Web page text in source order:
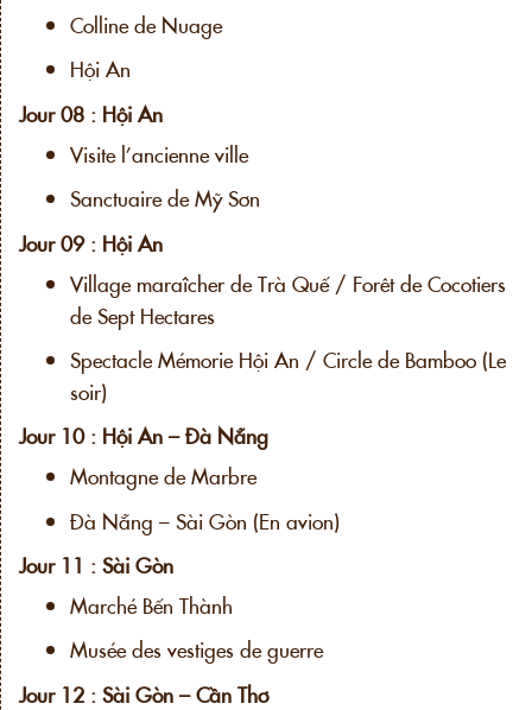
Colline de Nuage
Hội An
Jour 08 : Hội An
Visite l’ancienne ville
Sanctuaire de Mỹ Sơn
Jour 09 : Hội An
Village maraîcher de Trà Quế / Forêt de Cocotiers
de Sept Hectares
Spectacle Mémorie Hội An / Circle de Bamboo (Le
soir)
Jour 10 : Hội An – Đà Nẵng
Montagne de Marbre
Đà Nẵng – Sài Gòn (En avion)
Jour 11 : Sài Gòn
Marché Bến Thành
Musée des vestiges de guerre
Jour 12 : Sài Gòn – Cần Thơ